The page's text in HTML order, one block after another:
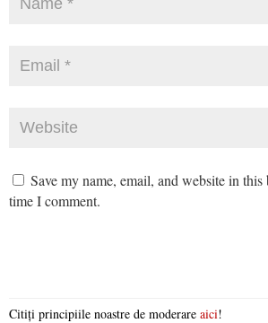
Save my name, email, and website in
time I comment.
Citiți principiile noastre de moderare aici!